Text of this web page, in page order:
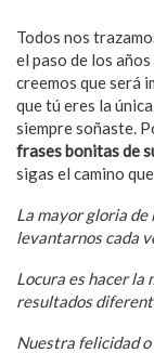
Todos nos
el paso de los
creemos que será
que tú eres la
siempre soñaste.
frases bonitas de
sigas el camino
La mayor gloria de
levantarnos cada
Locura es hacer la
resultados
Nuestra felicidad